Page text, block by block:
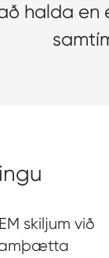
halda
skiljum við